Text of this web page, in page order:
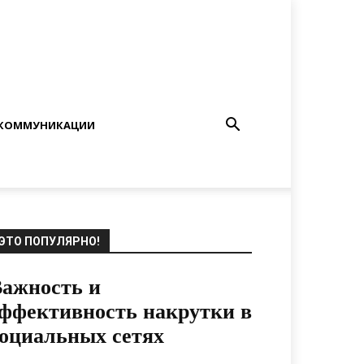
ПОПУЛЯРНО!
и
накрутки в
сетях
22.11.2021